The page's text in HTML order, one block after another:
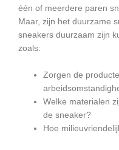
één of meerdere paren
Maar, zijn het duurzame
sneakers duurzaam zijn
zoals:
Zorgen de
Welke materialen
de sneaker?
Hoe